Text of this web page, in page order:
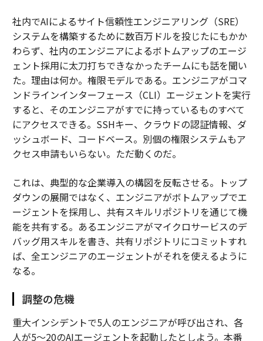
社内でAIによるサイト信頼性エンジニアリング（SRE）
システムを構築するために数百万ドルを投じたにもかか
わらず、社内のエンジニアによるボトムアップのエージ
ェント採用に太刀打ちできなかったチームにも話を聞い
た。理由は何か。権限モデルである。エンジニアがコマ
ンドラインインターフェース（CLI）エージェントを実行
すると、そのエンジニアがすでに持っているものすべて
にアクセスできる。SSHキー、クラウドの認証情報、ダ
ッシュボード、コードベース。別個の権限システムもア
クセス申請もいらない。ただ動くのだ。
これは、典型的な企業導入の構図を反転させる。トップ
ダウンの展開ではなく、エンジニアがボトムアップでエ
ージェントを採用し、共有スキルリポジトリを通じて機
能を共有する。あるエンジニアがマイクロサービスのデ
バッグ用スキルを書き、共有リポジトリにコミットすれ
ば、全エンジニアのエージェントがそれを使えるように
なる。
調整の危機
重大インシデントで5人のエンジニアが呼び出され、各
人が5〜20のAIエージェントを起動したとしよう。本番